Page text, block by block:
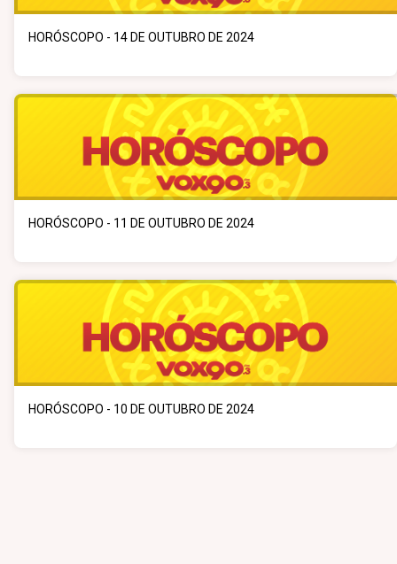
HORÓSCOPO - 14 DE OUTUBRO DE 2024
HORÓSCOPO - 11 DE OUTUBRO DE 2024
HORÓSCOPO - 10 DE OUTUBRO DE 2024